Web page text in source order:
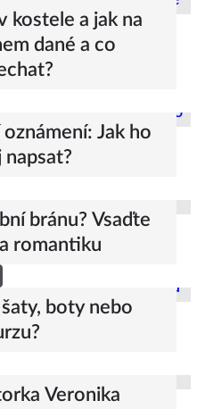
kostele a jak na
dané a co
Jak ho
bránu? Vsaďte
romantiku
boty nebo
Veronika